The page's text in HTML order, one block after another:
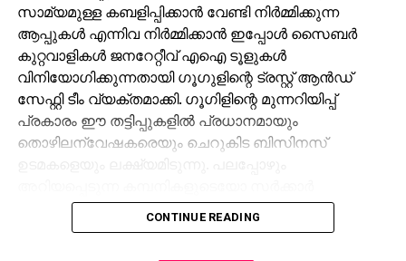
സാമ്യമുള്ള കബളിപ്പിക്കാന്‍ വേണ്ടി നിര്‍മ്മിക്കുന്ന
ആപ്പുകള്‍ എന്നിവ നിര്‍മ്മിക്കാന്‍ ഇപ്പോള്‍ സൈബര്‍
കുറ്റവാളികള്‍ ജനറേറ്റീവ് എഐ ടൂളുകള്‍
വിനിയോഗിക്കുന്നതായി ഗൂഗുളിന്റെ ട്രസ്റ്റ് ആന്‍ഡ്
സേഫ്റ്റി ടീം വ്യക്തമാക്കി. ഗൂഗിളിന്റെ മുന്നറിയിപ്പ്
പ്രകാരം ഈ തട്ടിപ്പുകളില്‍ പ്രധാനമായും
തൊഴിലന്വേഷകരെയും ചെറുകിട ബിസിനസ്
ഏജന്‍സികളുടെയോ പേരില്‍ വ്യാജ ജോലി
ലിസ്റ്റിംഗുകള്‍ സൃഷ്ടിക്കപ്പെടുന്നു. ഇരകളോട്
CONTINUE READING